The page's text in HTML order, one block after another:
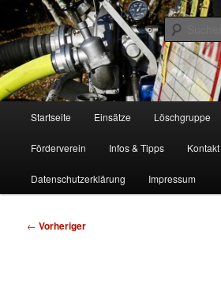
Zum
primären
Inhalt
springenFF Köln, LG RD
Freiwillige Feuerwehr Köln, Löschgruppe
Startseite Einsätze Löschgruppe
Förderverein Infos & Tipps Kontakt
Datenschutzerklärung Impressum
Beitragsnavigation
← Vorheriger